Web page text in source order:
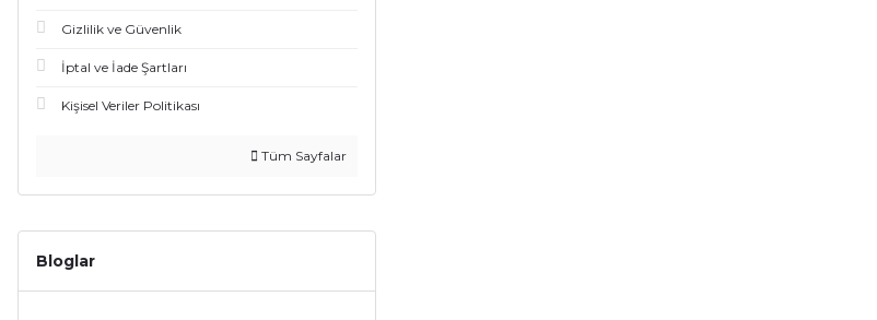
Gizlilik ve Güvenlik
İptal ve İade Şartları
Kişisel Veriler Politikası
Tüm Sayfalar
Bloglar